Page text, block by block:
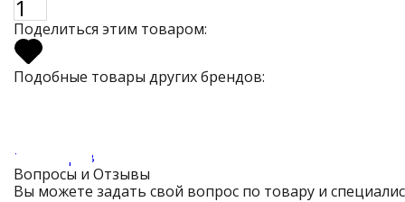
Поделиться этим товаром:
Подобные товары других брендов:
11 товаров
Вопросы и Отзывы
Вы можете задать свой вопрос по товару и